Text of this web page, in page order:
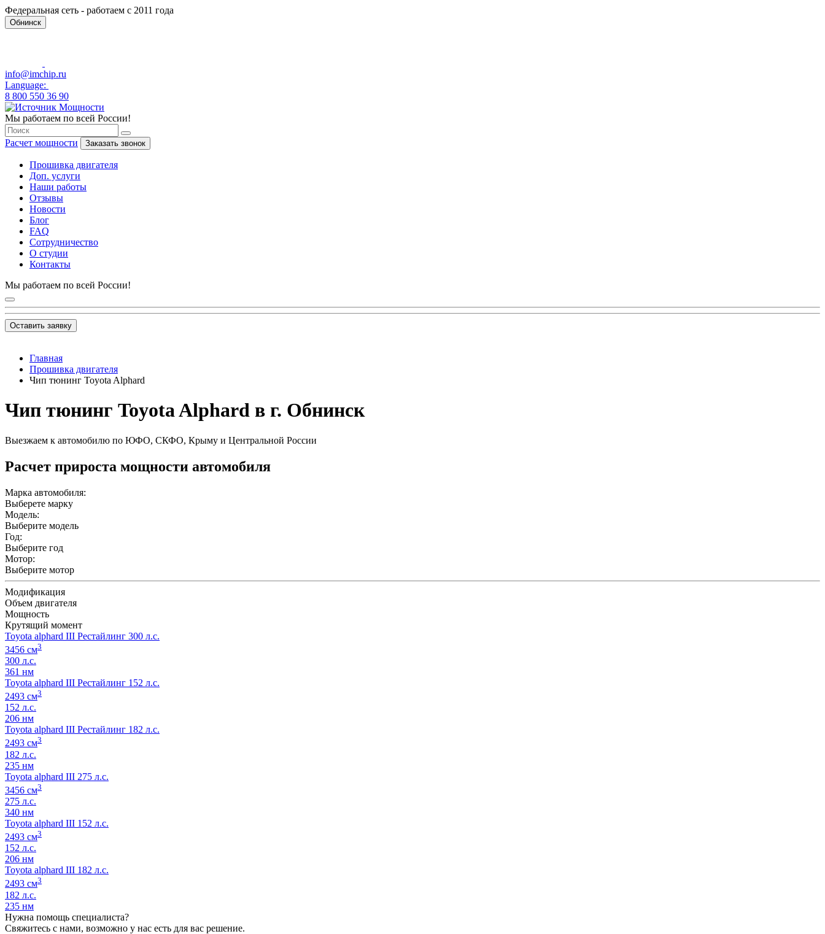
Федеральная сеть - работаем с 2011 года
Обнинск
info@imchip.ru
Language:
8 800 550 36 90
Мы работаем по всей России!
Расчет мощности Заказать звонок
Прошивка двигателя
Доп. услуги
Наши работы
Отзывы
Новости
Блог
FAQ
Сотрудничество
О студии
Контакты
Мы работаем по всей России!
Оставить заявку
Главная
Прошивка двигателя
Чип тюнинг Toyota Alphard
Чип тюнинг Toyota Alphard в г. Обнинск
Выезжаем к автомобилю по ЮФО, СКФО, Крыму и Центральной России
Расчет прироста мощности автомобиля
Марка автомобиля:
Выберете марку
Модель:
Выберите модель
Год:
Выберите год
Мотор:
Выберите мотор
Модификация
Объем двигателя
Мощность
Крутящий момент
Toyota alphard III Рестайлинг 300 л.с.
3456 см3
300 л.с.
361 нм
Toyota alphard III Рестайлинг 152 л.с.
2493 см3
152 л.с.
206 нм
Toyota alphard III Рестайлинг 182 л.с.
2493 см3
182 л.с.
235 нм
Toyota alphard III 275 л.с.
3456 см3
275 л.с.
340 нм
Toyota alphard III 152 л.с.
2493 см3
152 л.с.
206 нм
Toyota alphard III 182 л.с.
2493 см3
182 л.с.
235 нм
Нужна помощь специалиста?
Свяжитесь с нами, возможно у нас есть для вас решение.